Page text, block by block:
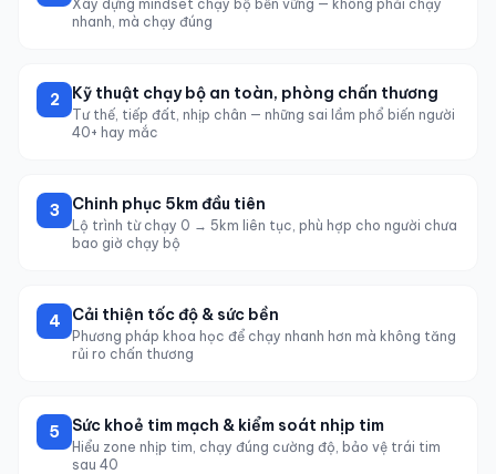
Xây dựng mindset chạy bộ bền vững — không phải chạy
nhanh, mà chạy đúng
2 Kỹ thuật chạy bộ an toàn, phòng chấn thương
Tư thế, tiếp đất, nhịp chân — những sai lầm phổ biến người
40+ hay mắc
3 Chinh phục 5km đầu tiên
Lộ trình từ chạy 0 → 5km liên tục, phù hợp cho người chưa
bao giờ chạy bộ
4 Cải thiện tốc độ & sức bền
Phương pháp khoa học để chạy nhanh hơn mà không tăng
rủi ro chấn thương
5 Sức khoẻ tim mạch & kiểm soát nhịp tim
Hiểu zone nhịp tim, chạy đúng cường độ, bảo vệ trái tim
sau 40